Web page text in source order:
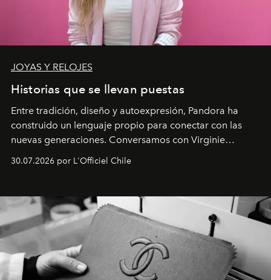
JOYAS Y RELOJES
Historias que se llevan puestas
Entre tradición, diseño y autoexpresión, Pandora ha
construido un lenguaje propio para conectar con las
nuevas generaciones. Conversamos con Virginie
Dubray, la responsable de marketing para
Latinoamérica, sobre identidad, cultura y el valor
30.07.2026 por L'Officiel Chile